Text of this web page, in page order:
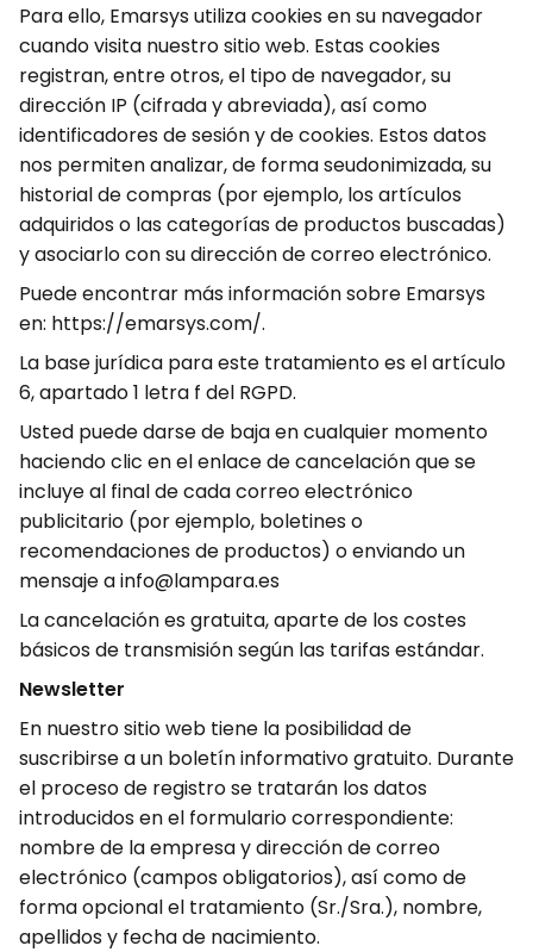
Para ello, Emarsys utiliza cookies en su navegador
cuando visita nuestro sitio web. Estas cookies
registran, entre otros, el tipo de navegador, su
dirección IP (cifrada y abreviada), así como
identificadores de sesión y de cookies. Estos datos
nos permiten analizar, de forma seudonimizada, su
historial de compras (por ejemplo, los artículos
adquiridos o las categorías de productos buscadas)
y asociarlo con su dirección de correo electrónico.
Puede encontrar más información sobre Emarsys
en: https://emarsys.com/.
La base jurídica para este tratamiento es el artículo
6, apartado 1 letra f del RGPD.
Usted puede darse de baja en cualquier momento
haciendo clic en el enlace de cancelación que se
incluye al final de cada correo electrónico
publicitario (por ejemplo, boletines o
recomendaciones de productos) o enviando un
mensaje a info@lampara.es
La cancelación es gratuita, aparte de los costes
básicos de transmisión según las tarifas estándar.
Newsletter
En nuestro sitio web tiene la posibilidad de
suscribirse a un boletín informativo gratuito. Durante
el proceso de registro se tratarán los datos
introducidos en el formulario correspondiente:
nombre de la empresa y dirección de correo
electrónico (campos obligatorios), así como de
forma opcional el tratamiento (Sr./Sra.), nombre,
apellidos y fecha de nacimiento.